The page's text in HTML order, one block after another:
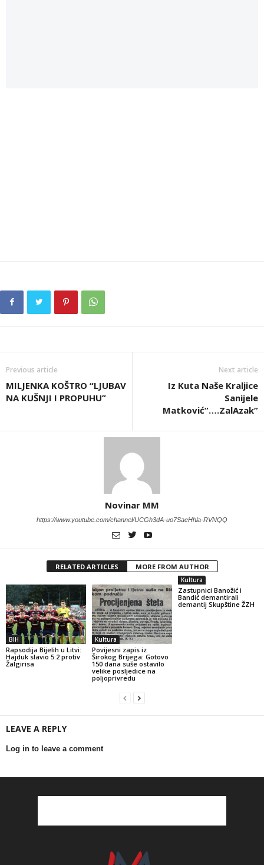
Previous article
MILJENKA KOŠTRO “LJUBAV
NA KUŠNJI I PROPUHU”
Next article
Iz Kuta Naše Kraljice
Sanijele
Matković”….ZalAzak”
Novinar MM
https://www.youtube.com/channel/UCGh3dA-uo7SaeHhla-RVNQQ
RELATED ARTICLES MORE FROM AUTHOR
BIH
Rapsodija Bijelih u Litvi:
Hajduk slavio 5:2 protiv
Žalgirisa
Kultura
Povijesni zapis iz
Širokog Brijega: Gotovo
150 dana suše ostavilo
velike posljedice na
poljoprivredu
Kultura
Zastupnici Banožić i
Bandić demantirali
demantij Skupštine ŽZH
LEAVE A REPLY
Log in to leave a comment